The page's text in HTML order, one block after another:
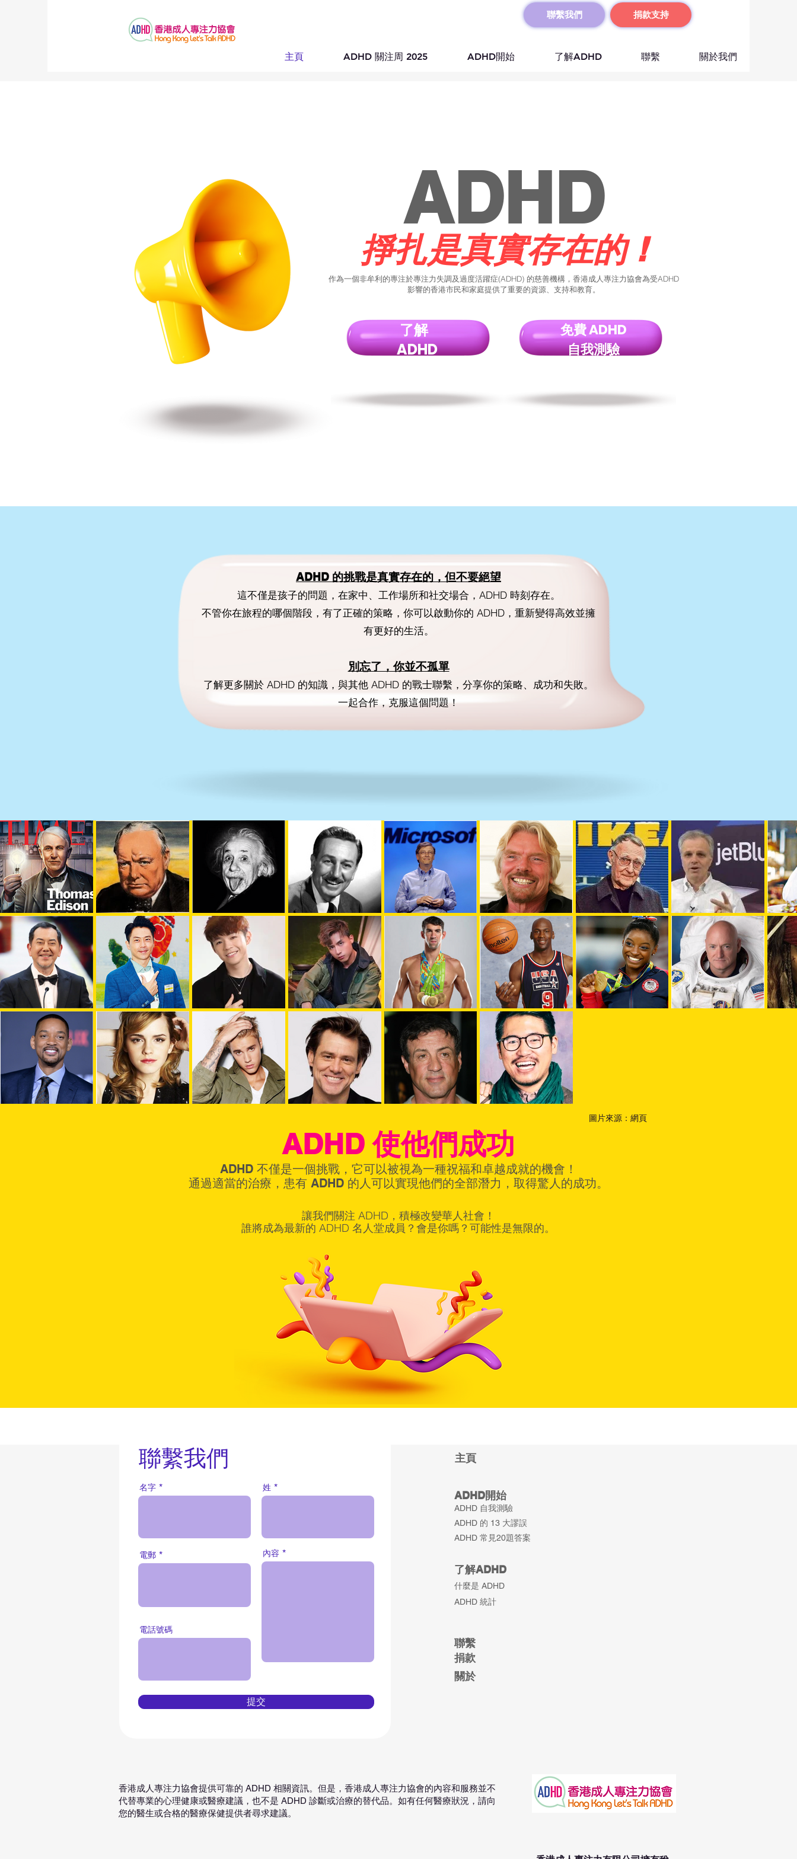
聯繫我們 捐款支持
主頁 ADHD 關注周 2025 ADHD開始 了解ADHD 聯繫 關於我們
ADHD
掙扎是真實存在的 !
了解
ADHD
免費 ADHD
自我測驗
作為一個非牟利的專注於專注力失調及過度活躍症(ADHD) 的慈善機構，香港成人專注力協會為受ADHD
影響的香港市民和家庭提供了重要的資源、支持和教育。
ADHD 的挑戰是真實存在的，但不要絕望
這不僅是孩子的問題，在家中、工作場所和社交場合，ADHD 時刻存在。
不管你在旅程的哪個階段，有了正確的策略，你可以啟動你的 ADHD，重新變得高效並擁
有更好的生活。
別忘了，你並不孤單
了解更多關於 ADHD 的知識，與其他 ADHD 的戰士聯繫，分享你的策略、成功和失敗。
一起合作，克服這個問題！
​圖片來源：網頁
ADHD 使他們成功
ADHD 不僅是一個挑戰，它可以被視為一種祝福和卓越成就的機會！
通過適當的治療，患有 ADHD 的人可以實現他們的全部潛力，取得驚人的成功。
讓我們關注 ADHD，積極改變華人社會！
誰將成為最新的 ADHD 名人堂成員？會是你嗎？可能性是無限的。
聯繫我們
名字 姓
電郵
電話號碼
內容
提交
主​頁
ADHD開始
ADHD 自我測驗
ADHD 的 13 大謬誤
ADHD 常見20題答案
了解ADHD
什麼是 ADHD
ADHD 統計
聯繫
捐款
關於
香港成人專注力協會提供可靠的 ADHD 相關資訊。但是，香港成人專注力協會的內容和服務並不
代替專業的心理健康或醫療建議，也不是 ADHD 診斷或治療的替代品。如有任何醫療狀況，請向
您的醫生或合格的醫療保健提供者尋求建議。